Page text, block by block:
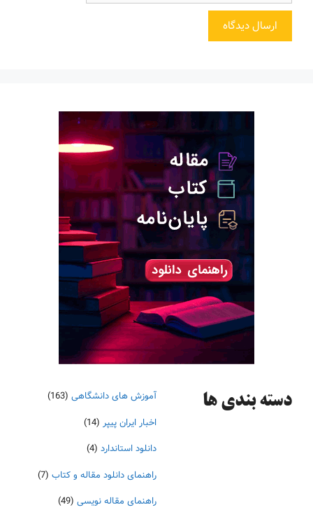
دسته‌ بندی ها آموزش های دانشگاهی (163)
اخبار ایران پیپر (14)
دانلود استاندارد (4)
راهنمای دانلود مقاله و کتاب (7)
راهنمای مقاله نویسی (49)